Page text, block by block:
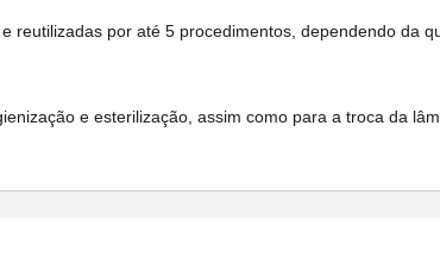
reutilizadas por até 5 procedimentos, dependendo da
e esterilização, assim como para a troca da